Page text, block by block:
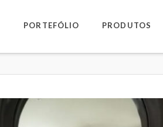
PORTEFÓLIO PRODUTOS